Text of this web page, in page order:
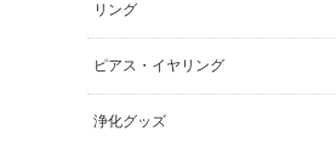
リング
ピアス・イヤリング
浄化グッズ